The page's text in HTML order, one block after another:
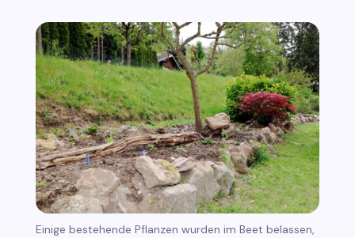
Einige bestehende Pflanzen wurden im Beet belassen,